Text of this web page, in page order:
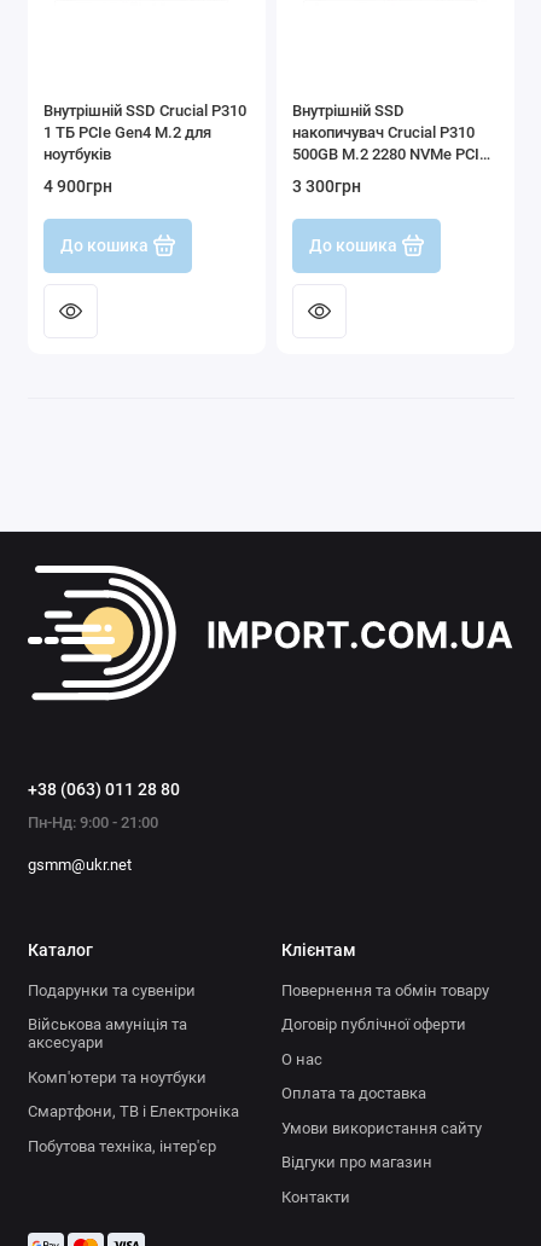
Внутрішній SSD Crucial P310
1 ТБ PCIe Gen4 M.2 для
ноутбуків
4 900грн
До кошика
Внутрішній SSD
накопичувач Crucial P310
500GB M.2 2280 NVMe PCIe
3 300грн
До кошика
+38 (063) 011 28 80
Пн-Нд: 9:00 - 21:00
gsmm@ukr.net
Каталог
Подарунки та сувеніри
Військова амуніція та
аксесуари
Комп'ютери та ноутбуки
Смартфони, ТВ і Електроніка
Побутова техніка, інтер'єр
Клієнтам
Повернення та обмін товару
Договір публічної оферти
О нас
Оплата та доставка
Умови використання сайту
Відгуки про магазин
Контакти